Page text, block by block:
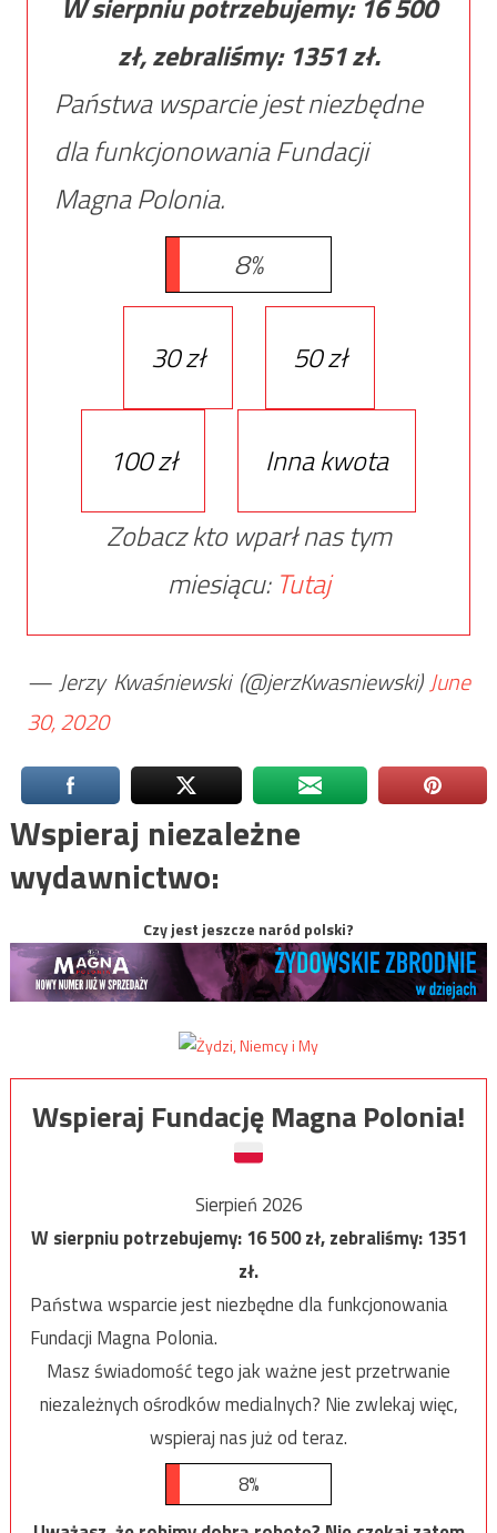
W sierpniu potrzebujemy: 16 500
zł, zebraliśmy: 1351zł.
Państwa wsparcie jest niezbędne
dla funkcjonowania Fundacji
Magna Polonia.
8%
30 zł 50 zł
100 zł
Inna kwota
Zobacz kto wparł nas tym
miesiącu: Tutaj
— Jerzy Kwaśniewski (@jerzKwasniewski)June
30, 2020
Wspieraj niezależne
wydawnictwo:
Czy jest jeszcze naród polski?
Wspieraj Fundację Magna Polonia!
Sierpień 2026
W sierpniu potrzebujemy:16 500zł, zebraliśmy:1351
zł.
Państwa wsparcie jest niezbędne dla funkcjonowania
Fundacji Magna Polonia.
Masz świadomość tego jak ważne jest przetrwanie
niezależnych ośrodków medialnych? Nie zwlekaj więc,
wspieraj nas już od teraz.
8%